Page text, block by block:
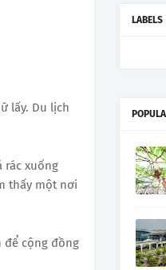
lấy. Du lịch
rác xuống
thấy một nơi
để cộng đồng
LABELS